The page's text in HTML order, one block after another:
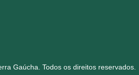
Gaúcha. Todos os direitos reservados.